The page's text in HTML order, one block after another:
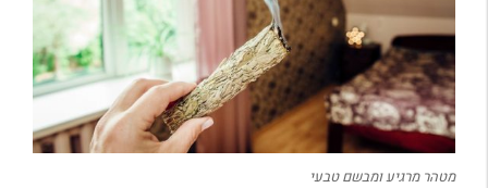
מטהר מרגיע ומבשם טבעי